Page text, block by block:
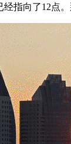
经指向了12点